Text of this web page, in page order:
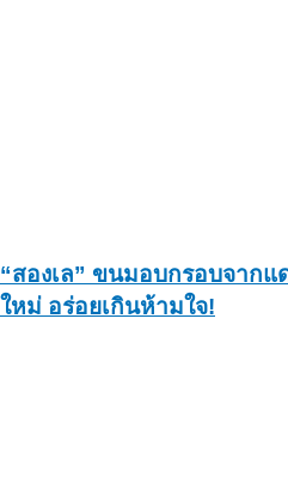
“สองเล” ขนมอบกรอบจากแ
ใหม่ อร่อยเกินห้ามใจ!